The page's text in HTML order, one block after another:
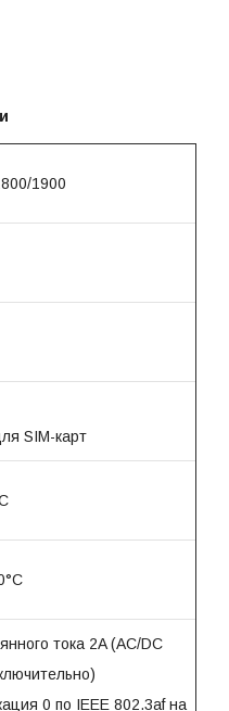
1900
SIM-карт
тока 2A (AC/DC
0 по IEEE 802.3af на